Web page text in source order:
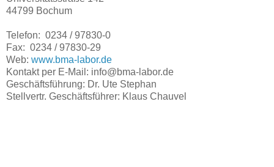
44799 Bochum
Telefon: 0234 / 97830-0
Fax: 0234 / 97830-29
Web: www.bma-labor.de
Kontakt per E-Mail: info@bma-labor.de
Geschäftsführung: Dr. Ute Stephan
Stellvertr. Geschäftsführer: Klaus Chauvel